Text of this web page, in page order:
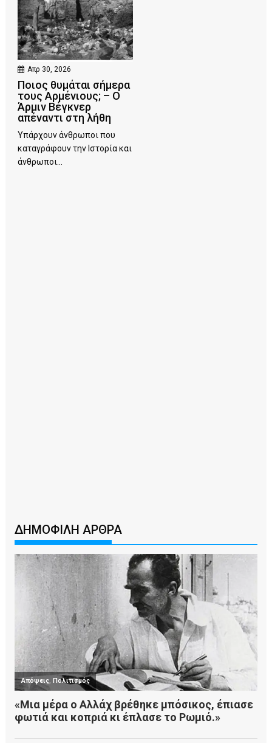
Απρ 30, 2026
Ποιος θυμάται σήμερα
τους Αρμένιους; – Ο
Άρμιν Βέγκνερ
απέναντι στη λήθη
Υπάρχουν άνθρωποι που
καταγράφουν την Ιστορία και
άνθρωποι...
ΔΗΜΟΦΙΛΗ ΑΡΘΡΑ